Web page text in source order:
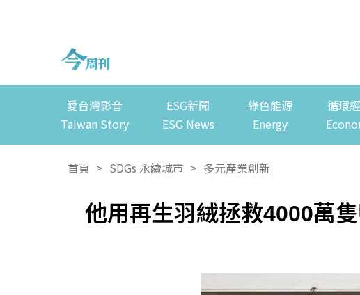
愛台灣影音
Taiwan Story
ESG新聞
ESG News
綠色能源
Energy
循環
首頁 > SDGs 永續城市 > 多元產業創新
他用再生羽絨拯救4000萬